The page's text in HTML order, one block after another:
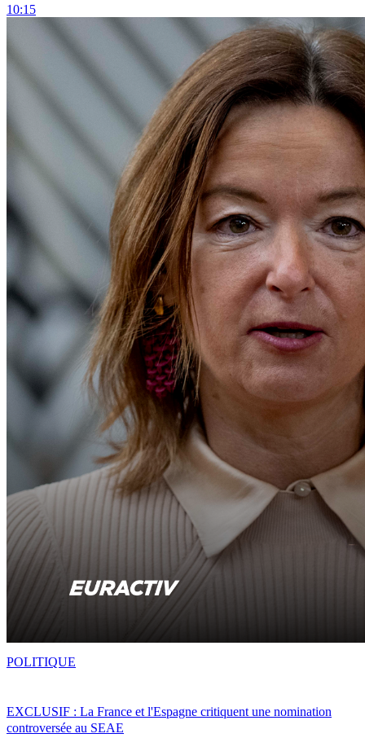
10:15
EXCLUSIF : La France et l'Espagne critiquent une nomination
controversée au SEAE
POLITIQUE